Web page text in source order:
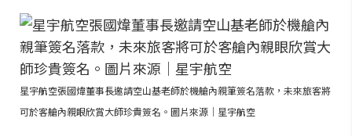
星宇航空張國煒董事長邀請空山基老師於機艙內親筆簽名落款，未來旅客將
可於客艙內親眼欣賞大師珍貴簽名。圖片來源｜星宇航空